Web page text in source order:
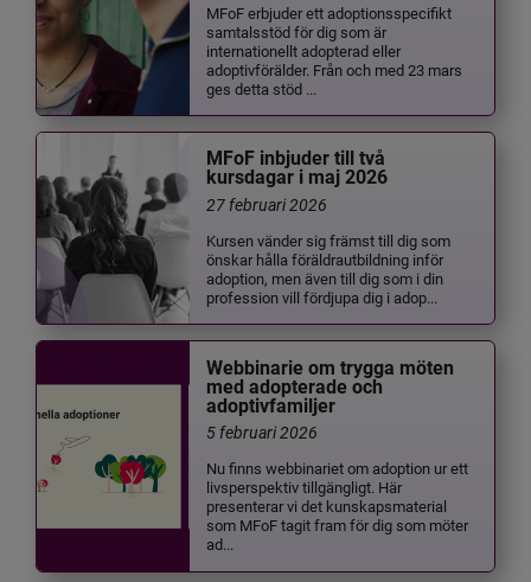
MFoF erbjuder ett adoptionsspecifikt
samtalsstöd för dig som är
internationellt adopterad eller
adoptivförälder. Från och med 23 mars
ges detta stöd ...
MFoF inbjuder till två
kursdagar i maj 2026
27 februari 2026
Kursen vänder sig främst till dig som
önskar hålla föräldrautbildning inför
adoption, men även till dig som i din
profession vill fördjupa dig i adop...
Webbinarie om trygga möten
med adopterade och
adoptivfamiljer
5 februari 2026
Nu finns webbinariet om adoption ur ett
livsperspektiv tillgängligt. Här
presenterar vi det kunskapsmaterial
som MFoF tagit fram för dig som möter
ad...